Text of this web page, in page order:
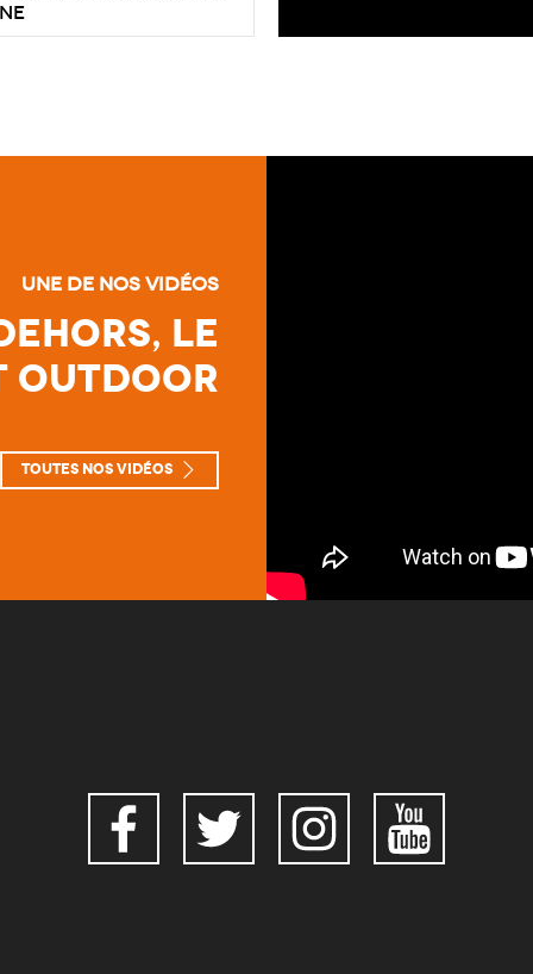
hivernal… Si vous ne
Aventure Nordique, nous
Une de nos vidéos
le
Outdoor
Toutes nos vidéos